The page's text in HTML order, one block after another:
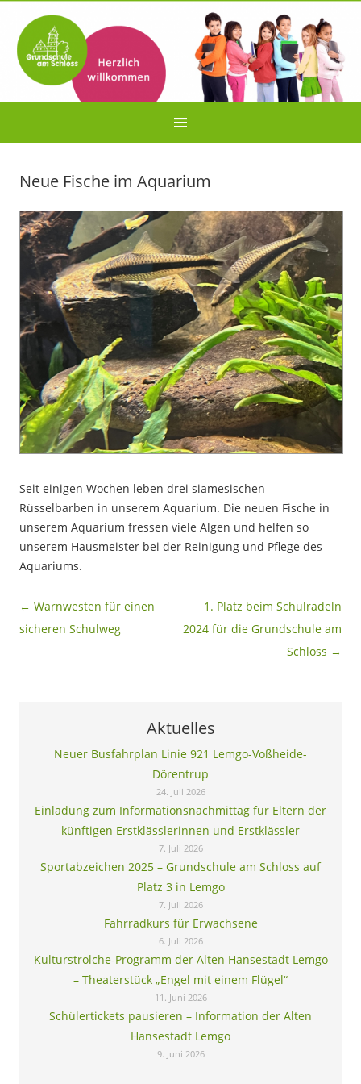
Neue Fische im Aquarium
Seit einigen Wochen leben drei siamesischen
Rüsselbarben in unserem Aquarium. Die neuen Fische in
unserem Aquarium fressen viele Algen und helfen so
unserem Hausmeister bei der Reinigung und Pflege des
Aquariums.
Beitragsnavigation
← Warnwesten für einen
sicheren Schulweg
1. Platz beim Schulradeln
2024 für die Grundschule am
Schloss →
Aktuelles
Neuer Busfahrplan Linie 921 Lemgo-Voßheide-
Dörentrup
24. Juli 2026
Einladung zum Informationsnachmittag für Eltern der
künftigen Erstklässlerinnen und Erstklässler
7. Juli 2026
Sportabzeichen 2025 – Grundschule am Schloss auf
Platz 3 in Lemgo
7. Juli 2026
Fahrradkurs für Erwachsene
6. Juli 2026
Kulturstrolche-Programm der Alten Hansestadt Lemgo
– Theaterstück „Engel mit einem Flügel“
11. Juni 2026
Schülertickets pausieren – Information der Alten
Hansestadt Lemgo
9. Juni 2026